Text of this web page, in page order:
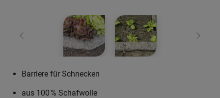
Zurück Weiter
Barriere für Schnecken
aus 100 % Schafwolle